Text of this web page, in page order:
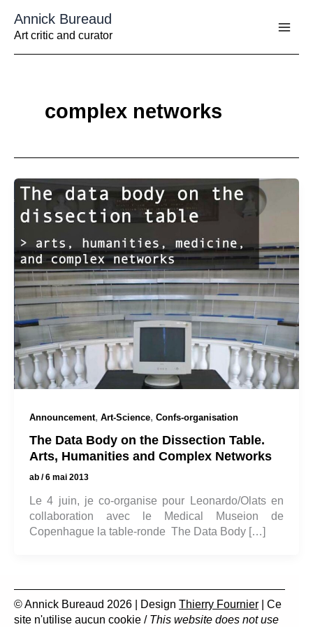
contenu
Annick Bureaud
Art critic and curator
complex networks
Announcement, Art-Science, Confs-organisation
The Data Body on the Dissection Table.
Arts, Humanities and Complex Networks
ab /6 mai 2013
Le 4 juin, je co-organise pour Leonardo/Olats en
collaboration avec le Medical Museion de
Copenhague la table-ronde The Data Body […]
© Annick Bureaud 2026 | Design Thierry Fournier | Ce
site n'utilise aucun cookie / This website does not use